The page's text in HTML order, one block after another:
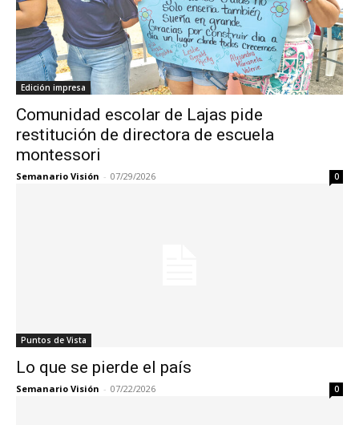
Edición impresa
Comunidad escolar de Lajas pide
restitución de directora de escuela
montessori
Semanario Visión - 07/29/2026 0
Puntos de Vista
Lo que se pierde el país
Semanario Visión - 07/22/2026 0